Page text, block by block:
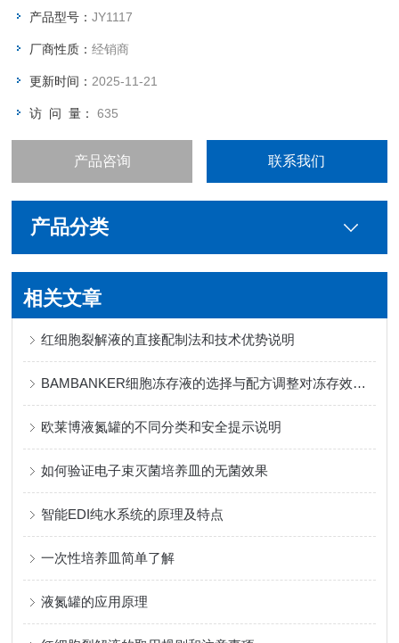
产品型号：JY1117
厂商性质：经销商
更新时间： 2025-11-21
访 问 量：635
产品咨询 联系我们
产品分类
相关文章
红细胞裂解液的直接配制法和技术优势说明
BAMBANKER细胞冻存液的选择与配方调整对冻存效果的影响
欧莱博液氮罐的不同分类和安全提示说明
如何验证电子束灭菌培养皿的无菌效果
智能EDI纯水系统的原理及特点
一次性培养皿简单了解
液氮罐的应用原理